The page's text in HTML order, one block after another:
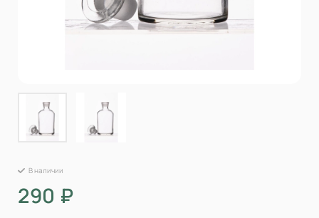
В наличии
290 ₽